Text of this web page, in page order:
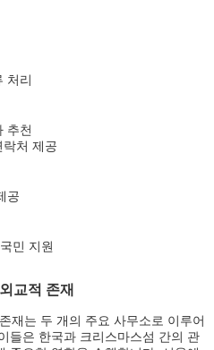
처리
추천
처 제공
공
민 지원
교적 존재
재는 두 개의 주요 사무소로 이루어
들은 한국과 크리스마스섬 간의 관